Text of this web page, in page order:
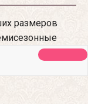
размеров